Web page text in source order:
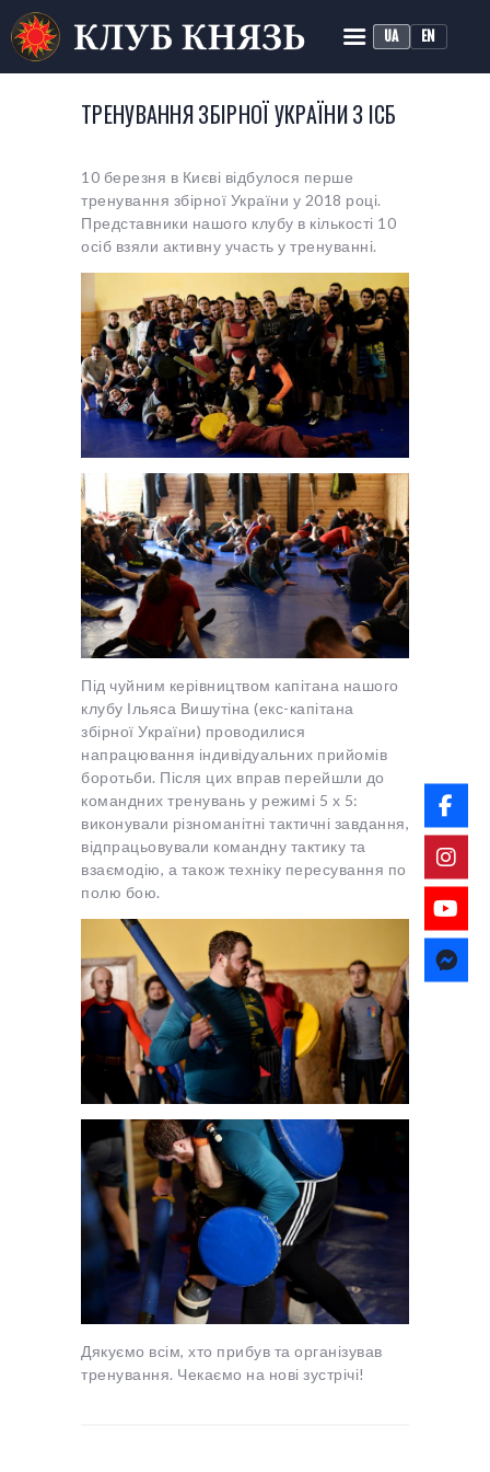
UA EN
КЛУБ ІСТОРИЧНОЇ
РЕКОНСТРУКЦІЇ «КНЯЗЬ»
ГОЛОВНА
ПРО КЛУБ
ТРЕНУВАННЯ
МЕДІА
ТРЕНУВАННЯ ЗБІРНОЇ УКРАЇНИ З ІСБ
10 березня в Києві відбулося перше
тренування збірної України у 2018 році.
Представники нашого клубу в кількості 10
осіб взяли активну участь у тренуванні.
Під чуйним керівництвом капітана нашого
клубу Ільяса Вишутіна (екс-капітана
збірної України) проводилися
напрацювання індивідуальних прийомів
боротьби. Після цих вправ перейшли до
командних тренувань у режимі 5 х 5:
виконували різноманітні тактичні завдання,
відпрацьовували командну тактику та
взаємодію, а також техніку пересування по
полю бою.
Дякуємо всім, хто прибув та організував
тренування. Чекаємо на нові зустрічі!